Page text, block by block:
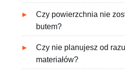
Czy powierzchnia nie
butem?
Czy nie planujesz od
materiałów?